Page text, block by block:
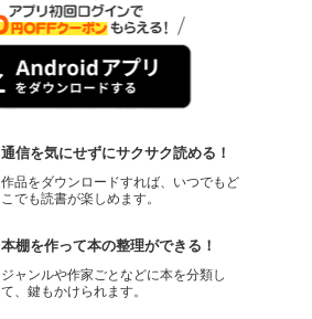
通信を気にせずにサクサク読める！
作品をダウンロードすれば、いつでもど
こでも読書が楽しめます。
本棚を作って本の整理ができる！
ジャンルや作家ごとなどに本を分類し
て、鍵もかけられます。